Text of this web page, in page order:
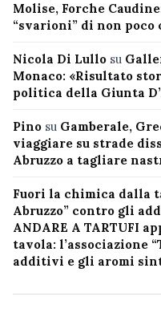
Molise, Forche
“svarioni” di non poco
Nicola Di Lullo su
Monaco: «Risultato
politica della Giunta
Pino su Gamberale,
viaggiare su strade
Abruzzo a tagliare
Fuori la chimica dalla
Abruzzo” contro gli
ANDARE A TARTUFI
tavola: l’associazione
additivi e gli aromi